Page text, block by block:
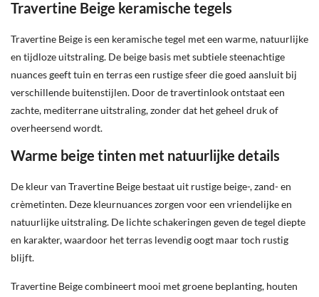
Travertine Beige keramische tegels
Travertine Beige is een keramische tegel met een warme, natuurlijke
en tijdloze uitstraling. De beige basis met subtiele steenachtige
nuances geeft tuin en terras een rustige sfeer die goed aansluit bij
verschillende buitenstijlen. Door de travertinlook ontstaat een
zachte, mediterrane uitstraling, zonder dat het geheel druk of
overheersend wordt.
Warme beige tinten met natuurlijke details
De kleur van Travertine Beige bestaat uit rustige beige-, zand- en
crèmetinten. Deze kleurnuances zorgen voor een vriendelijke en
natuurlijke uitstraling. De lichte schakeringen geven de tegel diepte
en karakter, waardoor het terras levendig oogt maar toch rustig
blijft.
Travertine Beige combineert mooi met groene beplanting, houten